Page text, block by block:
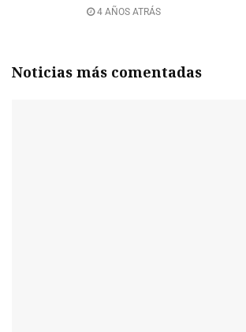
4 AÑOS ATRÁS
Noticias más comentadas